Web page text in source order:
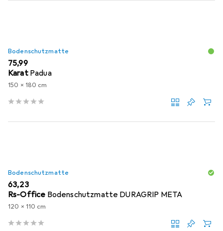
Bodenschutzmatte
EUR
75,99
Karat Padua
150 x 180 cm
Bodenschutzmatte
EUR
63,23
Rs-Office Bodenschutzmatte DURAGRIP META
120 x 110 cm